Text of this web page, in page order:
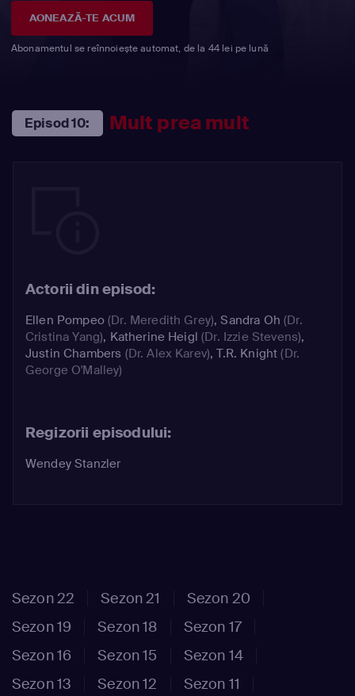
AONEAZĂ-TE ACUM
Abonamentul se reînnoiește automat, de la 44 lei pe lună
Episod 10: Mult prea mult
Actorii din episod:
Ellen Pompeo(Dr. Meredith Grey),Sandra Oh (Dr.
Cristina Yang), Katherine Heigl (Dr. Izzie Stevens),
Justin Chambers (Dr. Alex Karev),T.R. Knight (Dr.
George O'Malley)
Regizorii episodului:
Wendey Stanzler
Sezon 22 Sezon 21
Sezon 20
Sezon 19
Sezon 18
Sezon 17
Sezon 16
Sezon 15
Sezon 14
Sezon 13
Sezon 12
Sezon 11